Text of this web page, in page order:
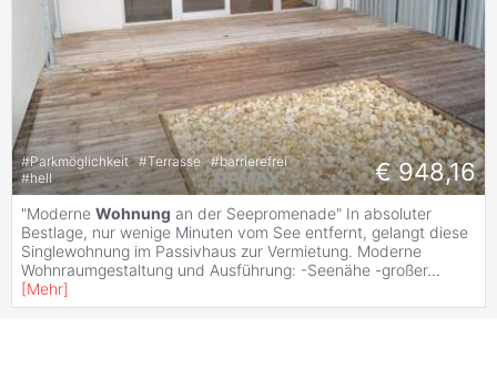
#Parkmöglichkeit #Terrasse #barrierefrei
#hell € 948,16
"Moderne Wohnung an der Seepromenade" In absoluter
Bestlage, nur wenige Minuten vom See entfernt, gelangt diese
Singlewohnung im Passivhaus zur Vermietung. Moderne
Wohnraumgestaltung und Ausführung: -Seenähe -großer...
[Mehr]